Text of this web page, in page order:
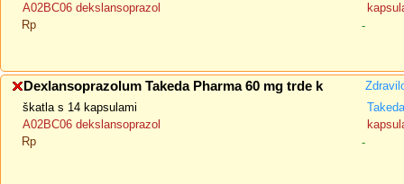
A02BC06 dekslansoprazol
Rp
-
Dexlansoprazolum Takeda Pharma 60 mg trde k
škatla s 14 kapsulami
A02BC06 dekslansoprazol
Rp
-